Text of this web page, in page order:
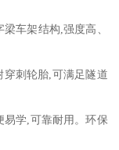
车架结构,强度高、
刺轮胎,可满足隧道
易学,可靠耐用。环保